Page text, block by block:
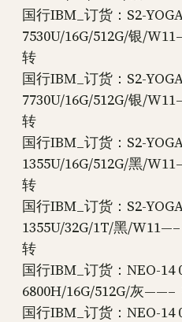
国行IBM_订货：S2-
7530U/16G/512G/银/
转
国行IBM_订货：S2-
7730U/16G/512G/银/
转
国行IBM_订货：S2-
1355U/16G/512G/黑/
转
国行IBM_订货：S2-
1355U/32G/1T/黑/
转
国行IBM_订货：NEO-14
6800H/16G/512G/灰——–
国行IBM_订货：NEO-14